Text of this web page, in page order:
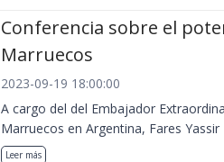
Conferencia sobre el
Marruecos
2023-09-19 18:00:00
A cargo del del Embajador
Marruecos en Argentina, Fares Yassir
Leer más